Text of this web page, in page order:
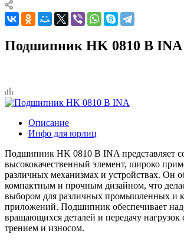
Подшипник HK 0810 B INA
Описание
Инфо для юрлиц
Подшипник HK 0810 B INA представляет
высококачественный элемент, широко
различных механизмах и устройствах. Он
компактным и прочным дизайном, что
выбором для различных промышленных и
приложений. Подшипник обеспечивает
вращающихся деталей и передачу
трением и износом.